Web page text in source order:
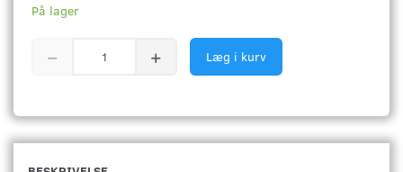
På lager
Læg i kurv